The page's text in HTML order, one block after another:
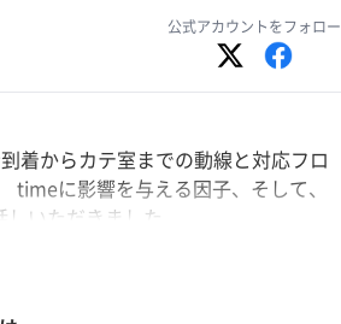
公式アカウントをフォロー
着からカテ室までの動線と対応フロ
に影響を与える因子、そして、
いただきました。